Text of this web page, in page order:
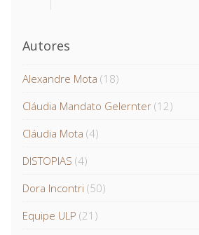
Autores
Alexandre Mota (18)
Cláudia Mandato Gelernter (12)
Cláudia Mota (4)
DISTOPIAS (4)
Dora Incontri (50)
Equipe ULP (21)